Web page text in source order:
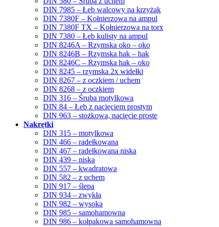
DIN 7985 – Łeb walcowy na krzyżak
DIN 7380F – Kołnierzowa na ampul
DIN 7380F TX – Kołnierzowa na torx
DIN 7380 – Łeb kulisty na ampul
DIN 8246A – Rzymska oko – oko
DIN 8246B – Rzymska hak – hak
DIN 8246C – Rzymska hak – oko
DIN 8245 – rzymska 2x widełki
DIN 8267 – z oczkiem / uchem
DIN 8268 – z oczkiem
DIN 316 – Śruba motylkowa
DIN 84 – Łeb z nacięciem prostym
DIN 963 – stożkowa, nacięcie proste
Nakrętki
DIN 315 – motylkowa
DIN 466 – radełkowana
DIN 467 – radełkowana niska
DIN 439 – niska
DIN 557 – kwadratowa
DIN 582 – z uchem
DIN 917 – ślepa
DIN 934 – zwykła
DIN 982 – wysoka
DIN 985 – samohamowna
DIN 986 – kołpakowa samohamowna